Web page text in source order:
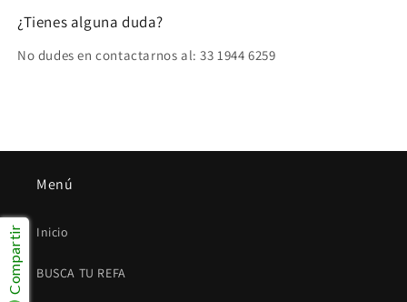
¿Tienes alguna duda?
No dudes en contactarnos al: 33 1944 6259
Menú
Inicio
BUSCA TU REFA
Compartir